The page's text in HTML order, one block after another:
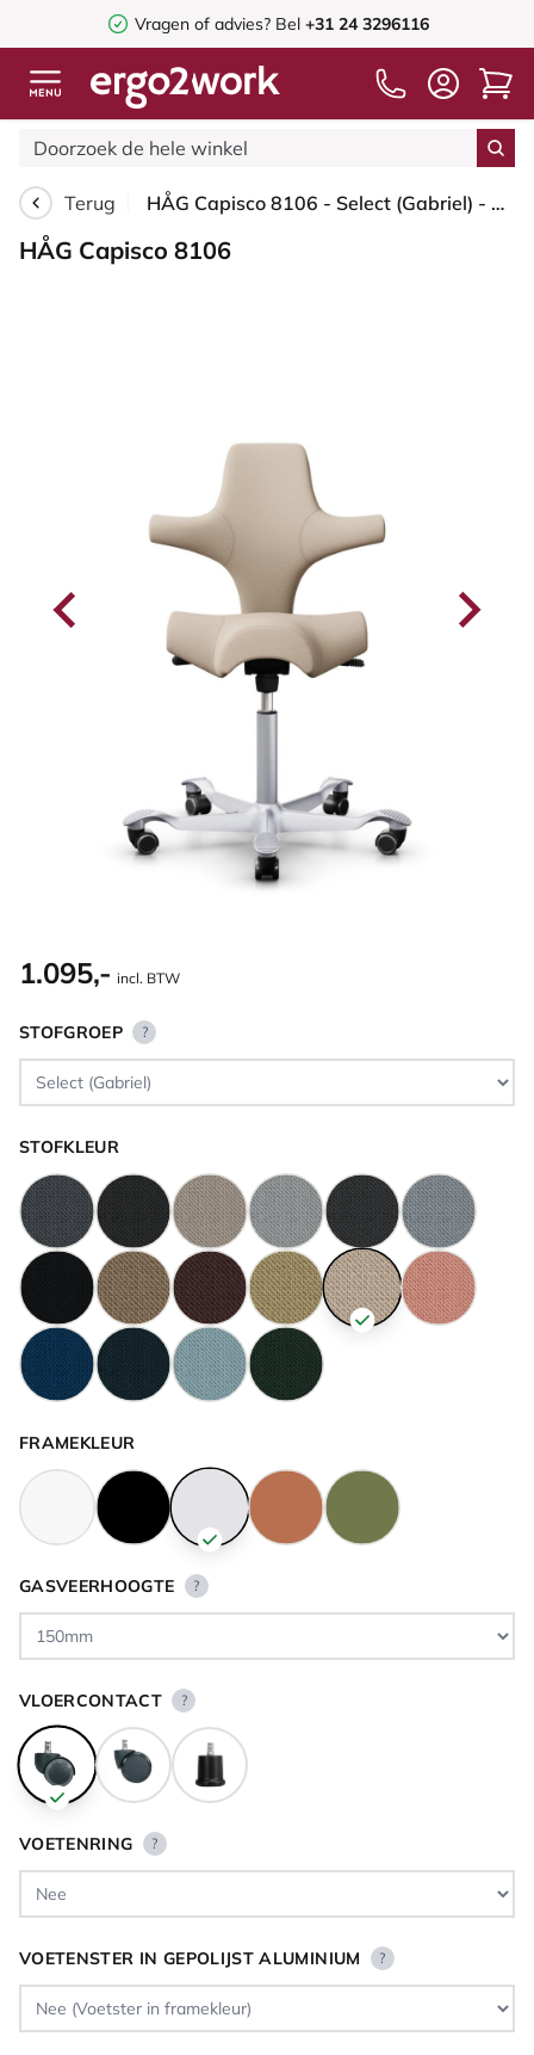
Vragen of advies? Bel +31 24 3296116
Terug HÅG Capisco 8106 - Select (Gabriel) - Wol / Polyamide - SC61188 - Light beige - Framekleur - Zilver - Gasveer - 150 mm (Zithoogte 40-55cm) - Vloercontact - Zachte wielen t.b.v. harde vloeren - Voetenring - Nee, geen voetenring - Voetster - Nee, voetste...
HÅG Capisco 8106
1.095,- incl. BTW
STOFGROEP ?
STOFKLEUR
FRAMEKLEUR
GASVEERHOOGTE ?
VLOERCONTACT ?
VOETENRING ?
VOETENSTER IN GEPOLIJST ALUMINIUM ?